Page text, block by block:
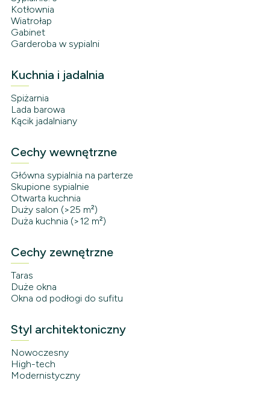
Kotłownia
Wiatrołap
Gabinet
Garderoba w sypialni
Kuchnia i jadalnia
Spiżarnia
Lada barowa
Kącik jadalniany
Cechy wewnętrzne
Główna sypialnia na parterze
Skupione sypialnie
Otwarta kuchnia
Duży salon (>25 m²)
Duża kuchnia (>12 m²)
Cechy zewnętrzne
Taras
Duże okna
Okna od podłogi do sufitu
Styl architektoniczny
Nowoczesny
High-tech
Modernistyczny